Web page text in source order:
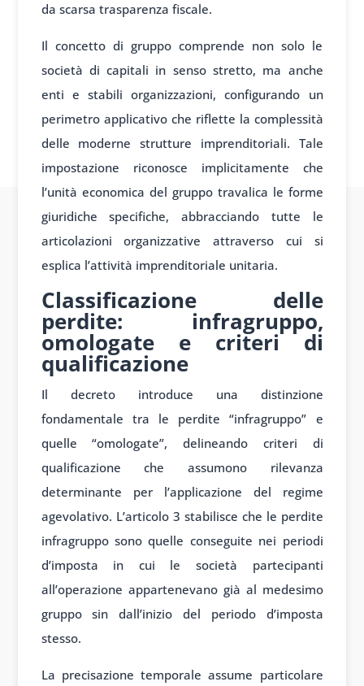
da scarsa trasparenza fiscale.
Il concetto di gruppo comprende non solo le
società di capitali in senso stretto, ma anche
enti e stabili organizzazioni, configurando un
perimetro applicativo che riflette la complessità
delle moderne strutture imprenditoriali. Tale
impostazione riconosce implicitamente che
l’unità economica del gruppo travalica le forme
giuridiche specifiche, abbracciando tutte le
articolazioni organizzative attraverso cui si
esplica l’attività imprenditoriale unitaria.
Classificazione delle
perdite: infragruppo,
omologate e criteri di
qualificazione
Il decreto introduce una distinzione
fondamentale tra le perdite “infragruppo” e
quelle “omologate”, delineando criteri di
qualificazione che assumono rilevanza
determinante per l’applicazione del regime
agevolativo. L’articolo 3 stabilisce che le perdite
infragruppo sono quelle conseguite nei periodi
d’imposta in cui le società partecipanti
all’operazione appartenevano già al medesimo
gruppo sin dall’inizio del periodo d’imposta
stesso.
La precisazione temporale assume particolare